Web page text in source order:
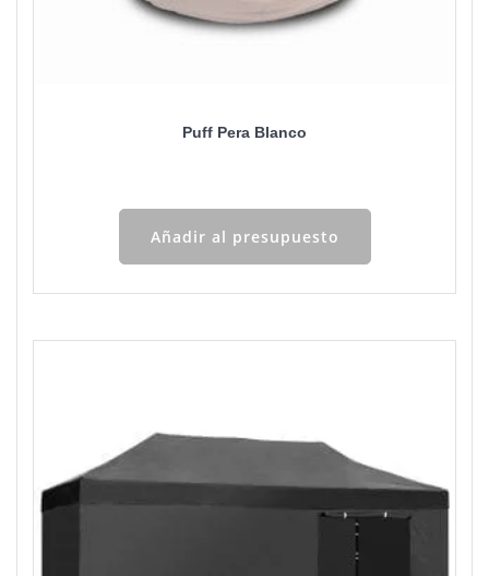
Puff Pera Blanco
Añadir al presupuesto